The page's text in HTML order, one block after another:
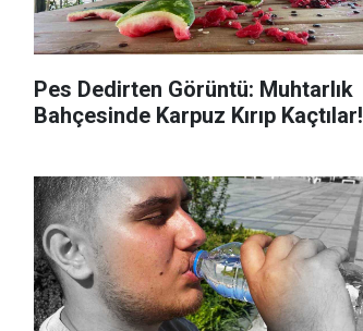
Pes Dedirten Görüntü: Muhtarlık
Bahçesinde Karpuz Kırıp Kaçtılar!